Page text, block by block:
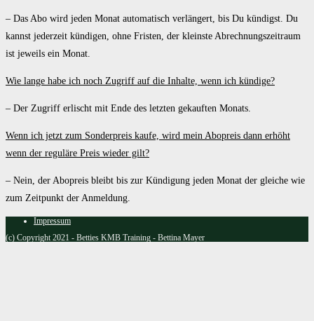
– Das Abo wird jeden Monat automatisch verlängert, bis Du kündigst. Du
kannst jederzeit kündigen, ohne Fristen, der kleinste Abrechnungszeitraum
ist jeweils ein Monat.
Wie lange habe ich noch Zugriff auf die Inhalte, wenn ich kündige?
– Der Zugriff erlischt mit Ende des letzten gekauften Monats.
Wenn ich jetzt zum Sonderpreis kaufe, wird mein Abopreis dann erhöht
wenn der reguläre Preis wieder gilt?
– Nein, der Abopreis bleibt bis zur Kündigung jeden Monat der gleiche wie
zum Zeitpunkt der Anmeldung.
Impressum
(c) Copyright 2021 - Betties KMB Training - Bettina Mayer